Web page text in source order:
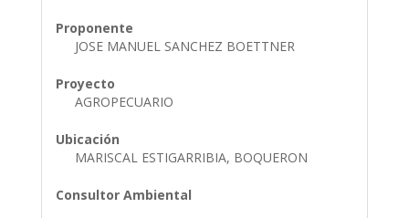
Proponente
JOSE MANUEL SANCHEZ BOETTNER
Proyecto
AGROPECUARIO
Ubicación
MARISCAL ESTIGARRIBIA, BOQUERON
Consultor Ambiental